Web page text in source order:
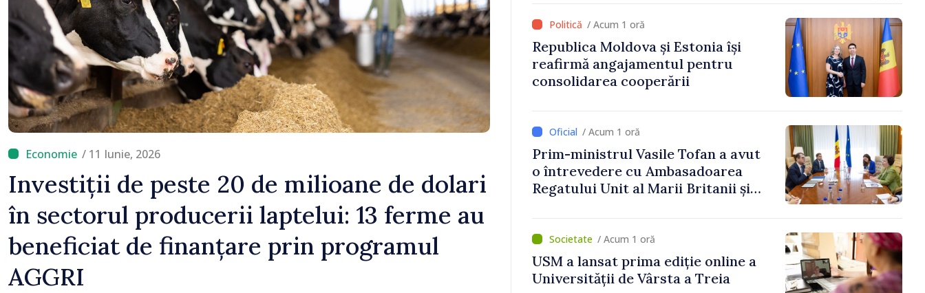
/ 11 Iunie, 2026
Investiții de peste 20 de milioane de dolari
în sectorul producerii laptelui: 13 ferme au
beneficiat de finanțare prin programul
AGGRI
/ Acum 1 oră
Republica Moldova și Estonia își
reafirmă angajamentul pentru
consolidarea cooperării
/ Acum 1 oră
Prim-ministrul Vasile Tofan a avut
o întrevedere cu Ambasadoarea
Regatului Unit al Marii Britanii și
/ Acum 1 oră
USM a lansat prima ediție online a
Universității de Vârsta a Treia